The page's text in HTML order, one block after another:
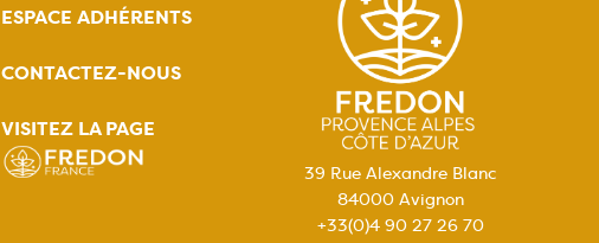
ESPACE ADHÉRENTS
CONTACTEZ-NOUS
VISITEZ LA PAGE
39 Rue Alexandre Blanc
84000 Avignon
+33(0)4 90 27 26 70